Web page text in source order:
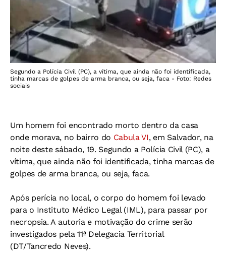
Segundo a Polícia Civil (PC), a vítima, que ainda não foi identificada,
tinha marcas de golpes de arma branca, ou seja, faca - Foto: Redes
sociais
Um homem foi encontrado morto dentro da casa
onde morava, no bairro do Cabula VI, em Salvador, na
noite deste sábado, 19. Segundo a Polícia Civil (PC), a
vítima, que ainda não foi identificada, tinha marcas de
golpes de arma branca, ou seja, faca.
Após perícia no local, o corpo do homem foi levado
para o Instituto Médico Legal (IML), para passar por
necropsia. A autoria e motivação do crime serão
investigados pela 11ª Delegacia Territorial
(DT/Tancredo Neves).